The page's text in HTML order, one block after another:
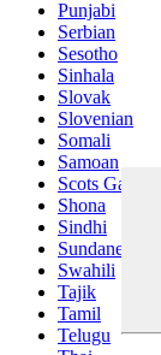
Punjabi
Serbian
Sesotho
Sinhala
Slovak
Slovenian
Somali
Samoan
Scots Gaelic
Shona
Sindhi
Sundanese
Swahili
Tajik
Tamil
Telugu